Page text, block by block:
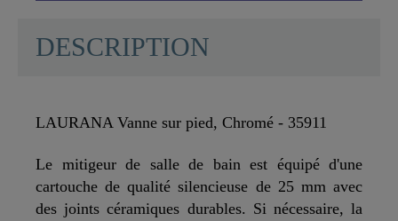
DESCRIPTION
LAURANA Vanne sur pied, Chromé - 35911
Le mitigeur de salle de bain est équipé d'une
cartouche de qualité silencieuse de 25 mm avec
des joints céramiques durables. Si nécessaire, la